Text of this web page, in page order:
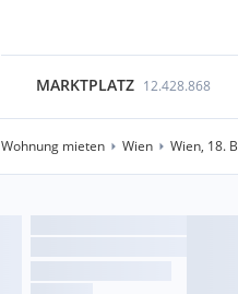
MARKTPLATZ 12.428.868
Wohnung mieten Wien Wien, 18.